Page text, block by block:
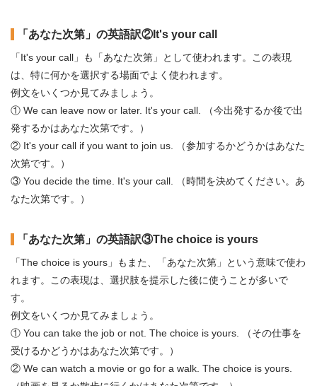
「あなた次第」の英語訳②It's your call
「It's your call」も「あなた次第」として使われます。この表現
は、特に何かを選択する場面でよく使われます。
例文をいくつか見てみましょう。
① We can leave now or later. It's your call. （今出発するか後で出
発するかはあなた次第です。）
② It's your call if you want to join us. （参加するかどうかはあなた
次第です。）
③ You decide the time. It's your call. （時間を決めてください。あ
なた次第です。）
「あなた次第」の英語訳③The choice is yours
「The choice is yours」もまた、「あなた次第」という意味で使わ
れます。この表現は、選択肢を提示した後に使うことが多いで
す。
例文をいくつか見てみましょう。
① You can take the job or not. The choice is yours. （その仕事を
受けるかどうかはあなた次第です。）
② We can watch a movie or go for a walk. The choice is yours.